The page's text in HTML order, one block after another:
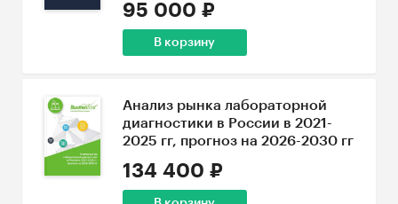
95 000 ₽
В корзину
Анализ рынка лабораторной
диагностики в России в 2021-
2025 гг, прогноз на 2026-2030 гг
134 400 ₽